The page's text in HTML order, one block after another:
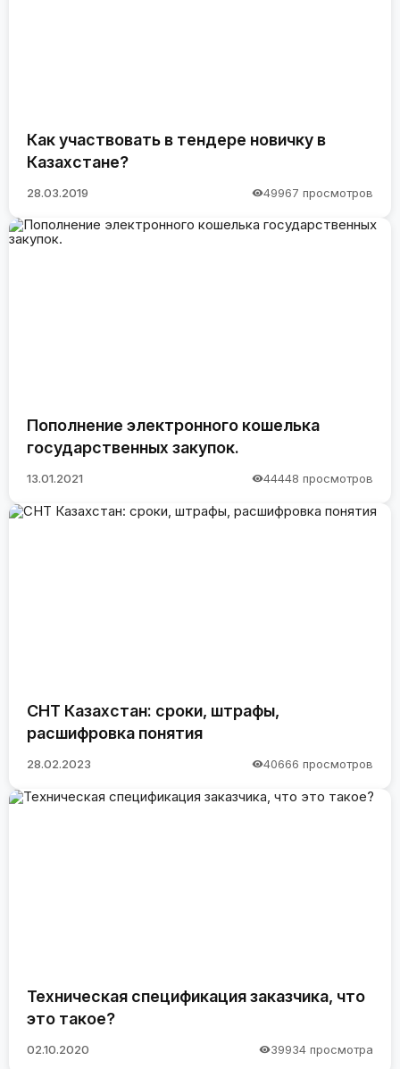
Как участвовать в тендере новичку в
Казахстане?
28.03.2019 49967 просмотров
Пополнение электронного кошелька
государственных закупок.
13.01.2021 44448 просмотров
СНТ Казахстан: сроки, штрафы,
расшифровка понятия
28.02.2023 40666 просмотров
Техническая спецификация заказчика, что
это такое?
02.10.2020 39934 просмотра